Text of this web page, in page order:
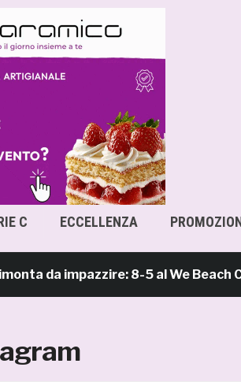
C ECCELLENZA
da impazzire: 8-5 al We Beach